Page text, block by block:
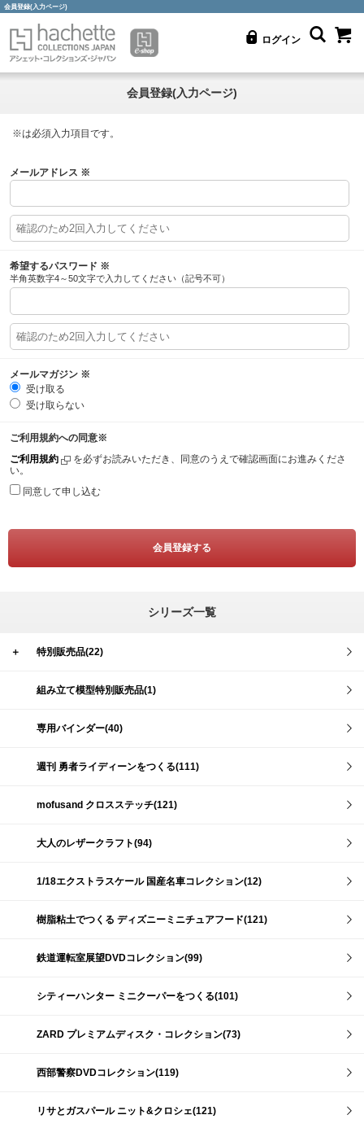
会員登録(入力ページ)
ログイン
会員登録(入力ページ)
※は必須入力項目です。
メールアドレス ※
希望するパスワード ※
半角英数字4～50文字で入力してください（記号不可）
メールマガジン ※
受け取る
受け取らない
ご利用規約への同意※
ご利用規約
を必ずお読みいただき、同意のうえで確認画面にお進みくださ
い。
同意して申し込む
シリーズ一覧
＋ 特別販売品(22)
組み立て模型特別販売品(1)
専用バインダー(40)
週刊 勇者ライディーンをつくる(111)
mofusand クロスステッチ(121)
大人のレザークラフト(94)
1/18エクストラスケール 国産名車コレクション(12)
樹脂粘土でつくる ディズニーミニチュアフード(121)
鉄道運転室展望DVDコレクション(99)
シティーハンター ミニクーパーをつくる(101)
ZARD プレミアムディスク・コレクション(73)
西部警察DVDコレクション(119)
リサとガスパール ニット&クロシェ(121)